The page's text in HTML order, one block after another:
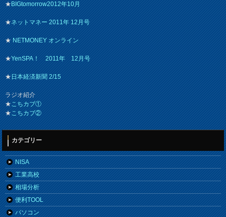
★BIGtomorrow2012年10月
★ネットマネー 2011年 12月号
★NETMONEY オンライン
★YenSPA！ 2011年 12月号
★日本経済新聞 2/15
ラジオ紹介
★こちカブ①
★こちカブ②
カテゴリー
NISA
工業高校
相場分析
便利TOOL
パソコン